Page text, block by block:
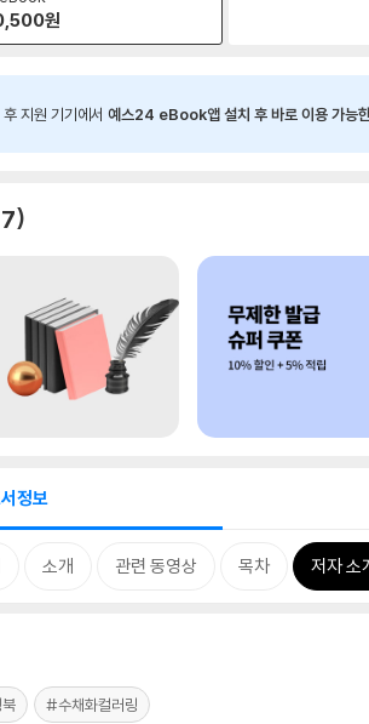
원
지원 기기에서 예스24 eBook앱 설치 후 바로 이용 가능
7
정보
소개 관련 동영상 목차 저자 소
#수채화컬러링